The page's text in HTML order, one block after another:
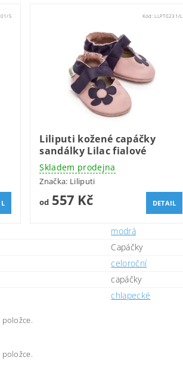
S Kód:LLPT0231/L
Liliputi kožené capáčky
sandálky Lilac fialové
Skladem prodejna
Značka: Liliputi
od557 Kč DETAIL
modrá
Capáčky
celoroční
capáčky
chlapecké